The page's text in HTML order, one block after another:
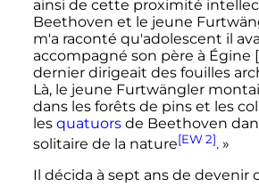
ainsi de cette proximité
Beethoven et le jeune
m'a raconté qu'adolescent il
accompagné son père à Égine
dernier dirigeait des fouilles
Là, le jeune Furtwängler
dans les forêts de pins et les
les quatuorsde Beethoven
solitaire de la nature[EW 2]. »
Il décida à sept ans de devenir